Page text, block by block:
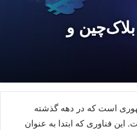
و
است که در دهه گذشته
فناوری که ابتدا به عنوان